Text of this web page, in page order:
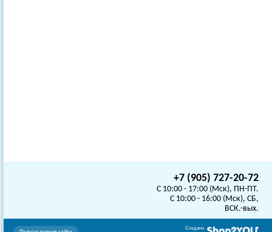
+7 (905) 727-20-72
C 10:00 - 17:00 (Мск), ПН-ПТ.
C 10:00 - 16:00 (Мск), СБ,
ВСК.-вых.
Создано